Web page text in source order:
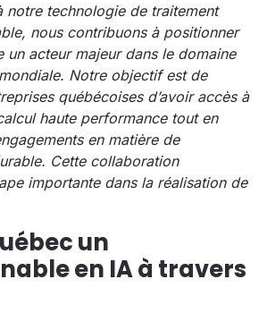
notre technologie de traitement
nous contribuons à positionner
un acteur majeur dans le domaine
mondiale. Notre objectif est de
québécoises d’avoir accès à
haute performance tout en
en matière de
Cette collaboration
importante dans la réalisation de
un
en IA à travers